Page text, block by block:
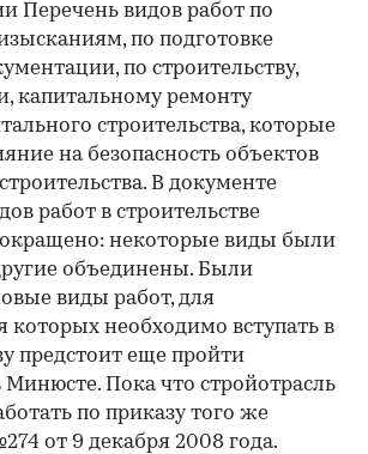
Перечень видов работ по
по подготовке
по строительству,
капитальному ремонту
строительства, которые
на безопасность объектов
В документе
работ в строительстве
некоторые виды были
объединены. Были
виды работ, для
которых необходимо вступать в
предстоит еще пройти
Минюсте. Пока что стройотрасль
по приказу того же
от 9 декабря 2008 года.